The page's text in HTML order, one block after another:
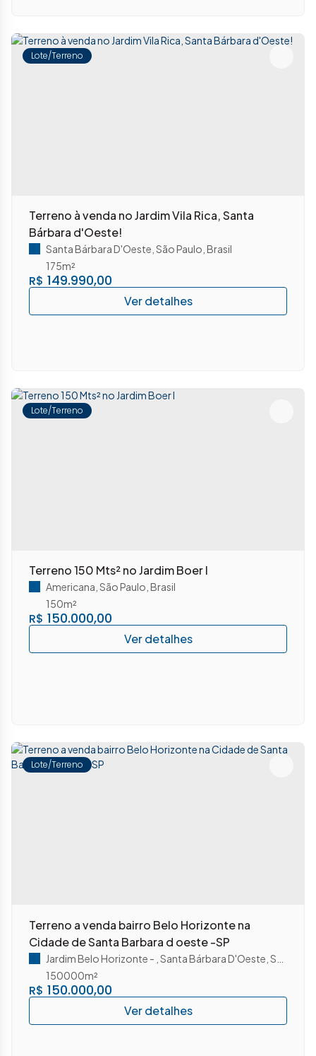
Lote/Terreno
Terreno à venda no Jardim Vila Rica, Santa
Bárbara d'Oeste!
R$ 149.990,00
Santa Bárbara D'Oeste São Paulo Brasil
175m²
Lote/Terreno
Terreno 150 Mts² no Jardim Boer I
R$ 150.000,00
Americana São Paulo Brasil
150m²
Lote/Terreno
Terreno a venda bairro Belo Horizonte na
Cidade de Santa Barbara d oeste -SP
R$ 150.000,00
Jardim Belo Horizonte Santa Bárbara D'Oeste São Paulo
150000m²